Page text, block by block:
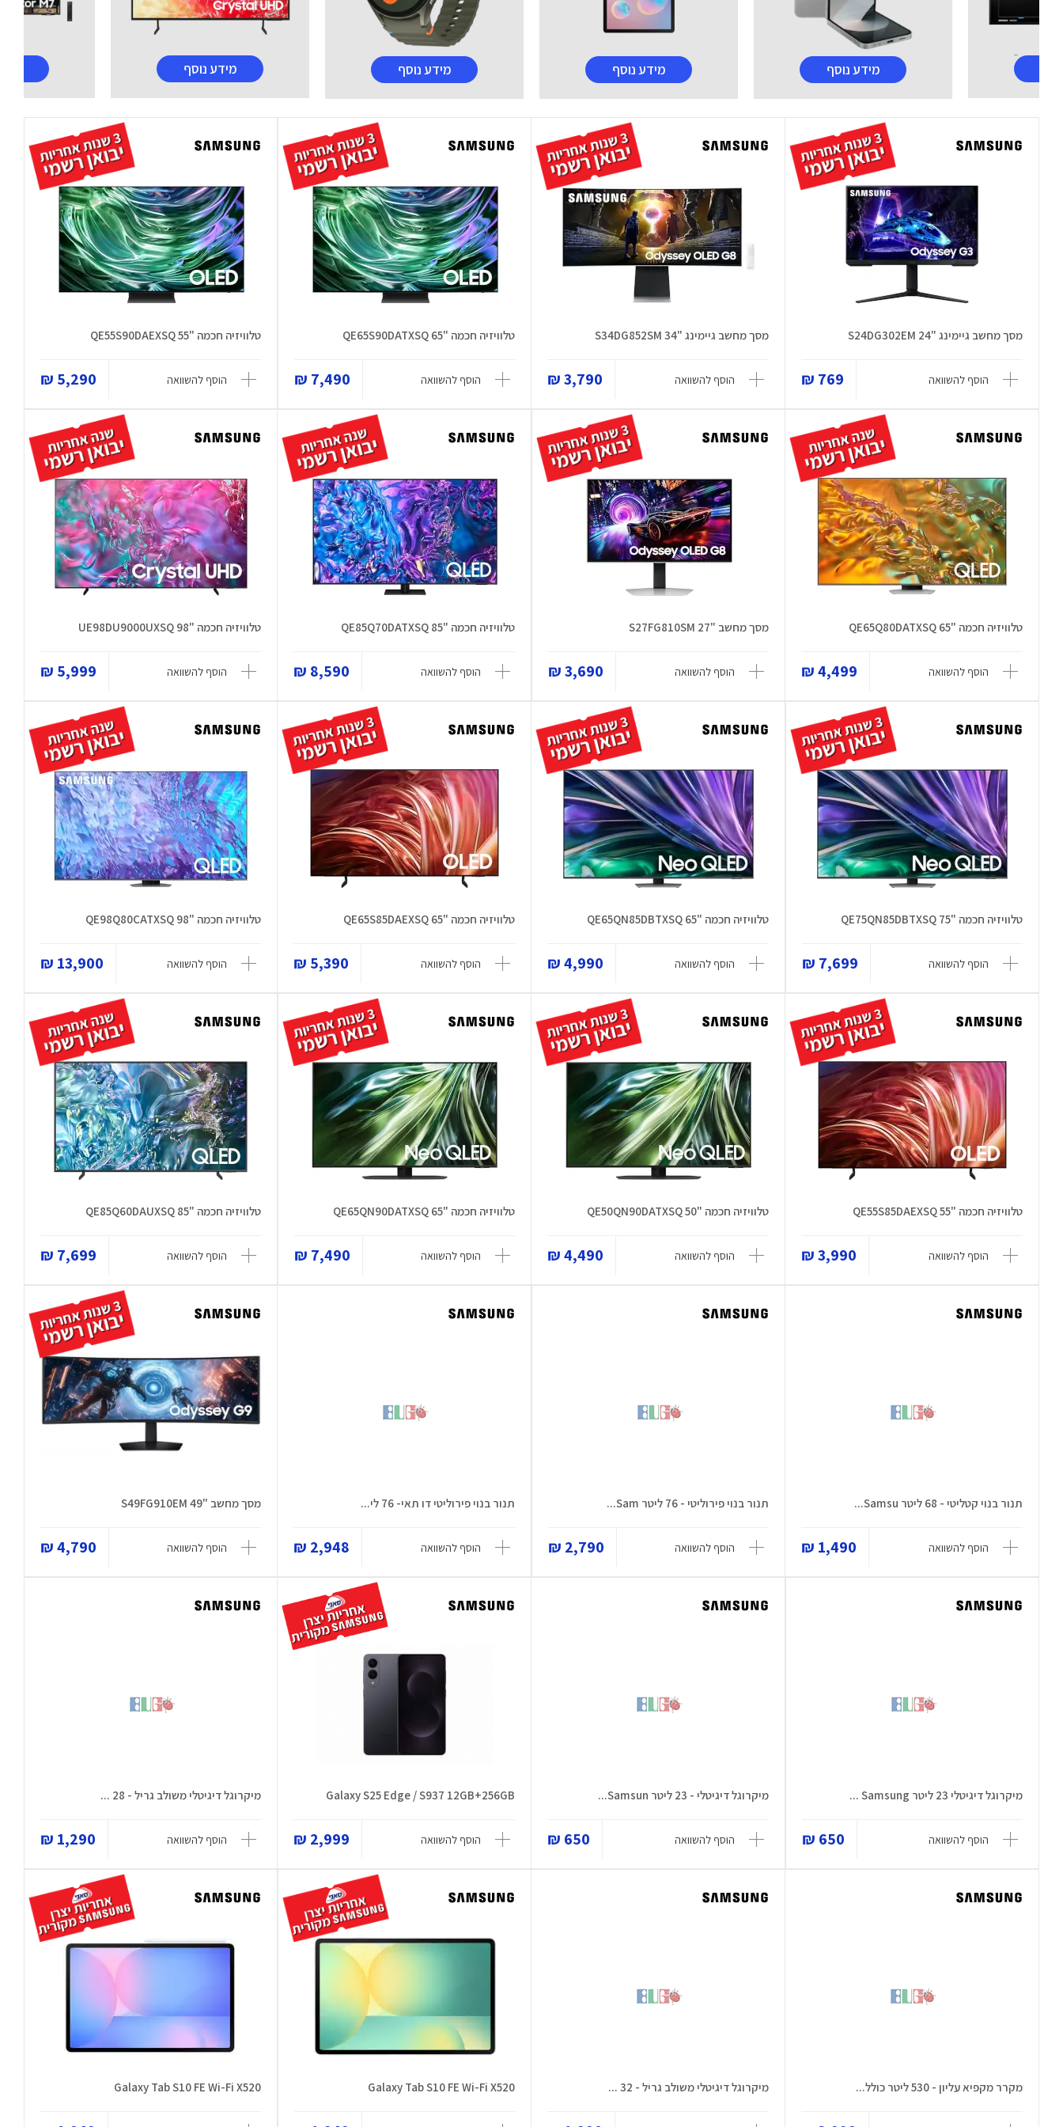
מידע נוסף מידע נוסף מידע נוסף מידע נוסף
מסך מחשב גיימינג "24 S24DG302EM
הוסף להשוואה 769 ₪
מסך מחשב גיימינג "34 S34DG852SM
הוסף להשוואה 3,790 ₪
טלוויזיה חכמה "65 QE65S90DATXSQ
הוסף להשוואה 7,490 ₪
טלוויזיה חכמה "55 QE55S90DAEXSQ
הוסף להשוואה 5,290 ₪
טלוויזיה חכמה "65 QE65Q80DATXSQ
הוסף להשוואה 4,499 ₪
מסך מחשב "27 S27FG810SM
הוסף להשוואה 3,690 ₪
טלוויזיה חכמה "85 QE85Q70DATXSQ
הוסף להשוואה 8,590 ₪
טלוויזיה חכמה "98 UE98DU9000UXSQ
הוסף להשוואה 5,999 ₪
טלוויזיה חכמה "75 QE75QN85DBTXSQ
הוסף להשוואה 7,699 ₪
טלוויזיה חכמה "65 QE65QN85DBTXSQ
הוסף להשוואה 4,990 ₪
טלוויזיה חכמה "65 QE65S85DAEXSQ
הוסף להשוואה 5,390 ₪
טלוויזיה חכמה "98 QE98Q80CATXSQ
הוסף להשוואה 13,900 ₪
טלוויזיה חכמה "55 QE55S85DAEXSQ
הוסף להשוואה 3,990 ₪
טלוויזיה חכמה "50 QE50QN90DATXSQ
הוסף להשוואה 4,490 ₪
טלוויזיה חכמה "65 QE65QN90DATXSQ
הוסף להשוואה 7,490 ₪
טלוויזיה חכמה "85 QE85Q60DAUXSQ
הוסף להשוואה 7,699 ₪
תנור בנוי קטליטי - 68 ליטר Samsu...
הוסף להשוואה 1,490 ₪
תנור בנוי פירוליטי - 76 ליטר Sam...
הוסף להשוואה 2,790 ₪
תנור בנוי פירוליטי דו תאי- 76 לי...
הוסף להשוואה 2,948 ₪
מסך מחשב "49 S49FG910EM
הוסף להשוואה 4,790 ₪
מיקרוגל דיגיטלי 23 ליטר Samsung ...
הוסף להשוואה 650 ₪
מיקרוגל דיגיטלי - 23 ליטר Samsun...
הוסף להשוואה 650 ₪
Galaxy S25 Edge / S937 12GB+256GB
הוסף להשוואה 2,999 ₪
מיקרוגל דיגיטלי משולב גריל - 28 ...
הוסף להשוואה 1,290 ₪
מקרר מקפיא עליון - 530 ליטר כולל... מיקרוגל דיגיטלי משולב גריל - 32 ... Galaxy Tab S10 FE Wi-Fi X520
Galaxy Tab S10 FE Wi-Fi X520